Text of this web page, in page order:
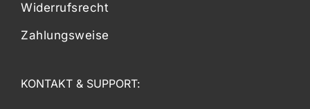
Widerrufsrecht
Zahlungsweise
KONTAKT & SUPPORT: